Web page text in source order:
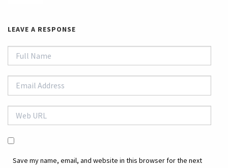
LEAVE A RESPONSE
Save my name, email, and website in this browser for the next